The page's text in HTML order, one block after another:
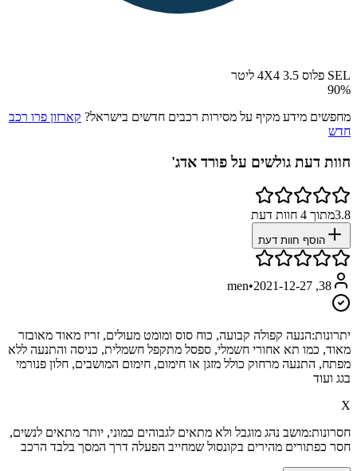
SEL פלוס 4X4 3.5 ליטר
90%
מחפשים מידע מקיף על מסירות רכבים חדשים בישראל? קארזון פרו רכב
חדש
חוות דעת גולשים עלפורד אדג'
3.8מתוך 4 חוות דעת
הוסף חוות דעת
38, men
•2021-12-27
יתרונות:הנעה קפולה קבועה, כוח סוס ומומט מעולים, זריז מאוד מאובזר
מאוד, כמו תא אחורי חשמלי, ספסל מתקפל חשמלית, כניסה והתנעה ללא
מפתח, התנעה מרחוק כולל מזגן או חימום, חימום המושבים, חלון פנורמי
בגג ועוד
X
חסרונות:מושב נהג מוגבל ולא מתאים לגבוהים כמוני, יותר מתאים לנשים,
חסר כפתורים מהירים בקונסול שמחייב הפעלה דרך המסך בלבד הרכב